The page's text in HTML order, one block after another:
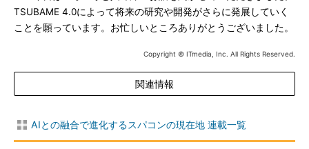
TSUBAME 4.0によって将来の研究や開発がさらに発展していく
ことを願っています。お忙しいところありがとうございました。
Copyright © ITmedia, Inc. All Rights Reserved.
関連情報
AIとの融合で進化するスパコンの現在地 連載一覧